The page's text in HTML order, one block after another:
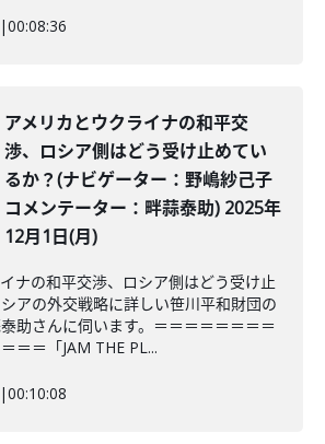
|00:08:36
アメリカとウクライナの和平交
渉、ロシア側はどう受け止めてい
るか？(ナビゲーター：野嶋紗己子
コメンテーター：畔蒜泰助) 2025年
12月1日(月)
ナの和平交渉、ロシア側はどう受け止
アの外交戦略に詳しい笹川平和財団の
助さんに伺います。＝＝＝＝＝＝＝＝
＝＝「JAM THE PL...
|00:10:08